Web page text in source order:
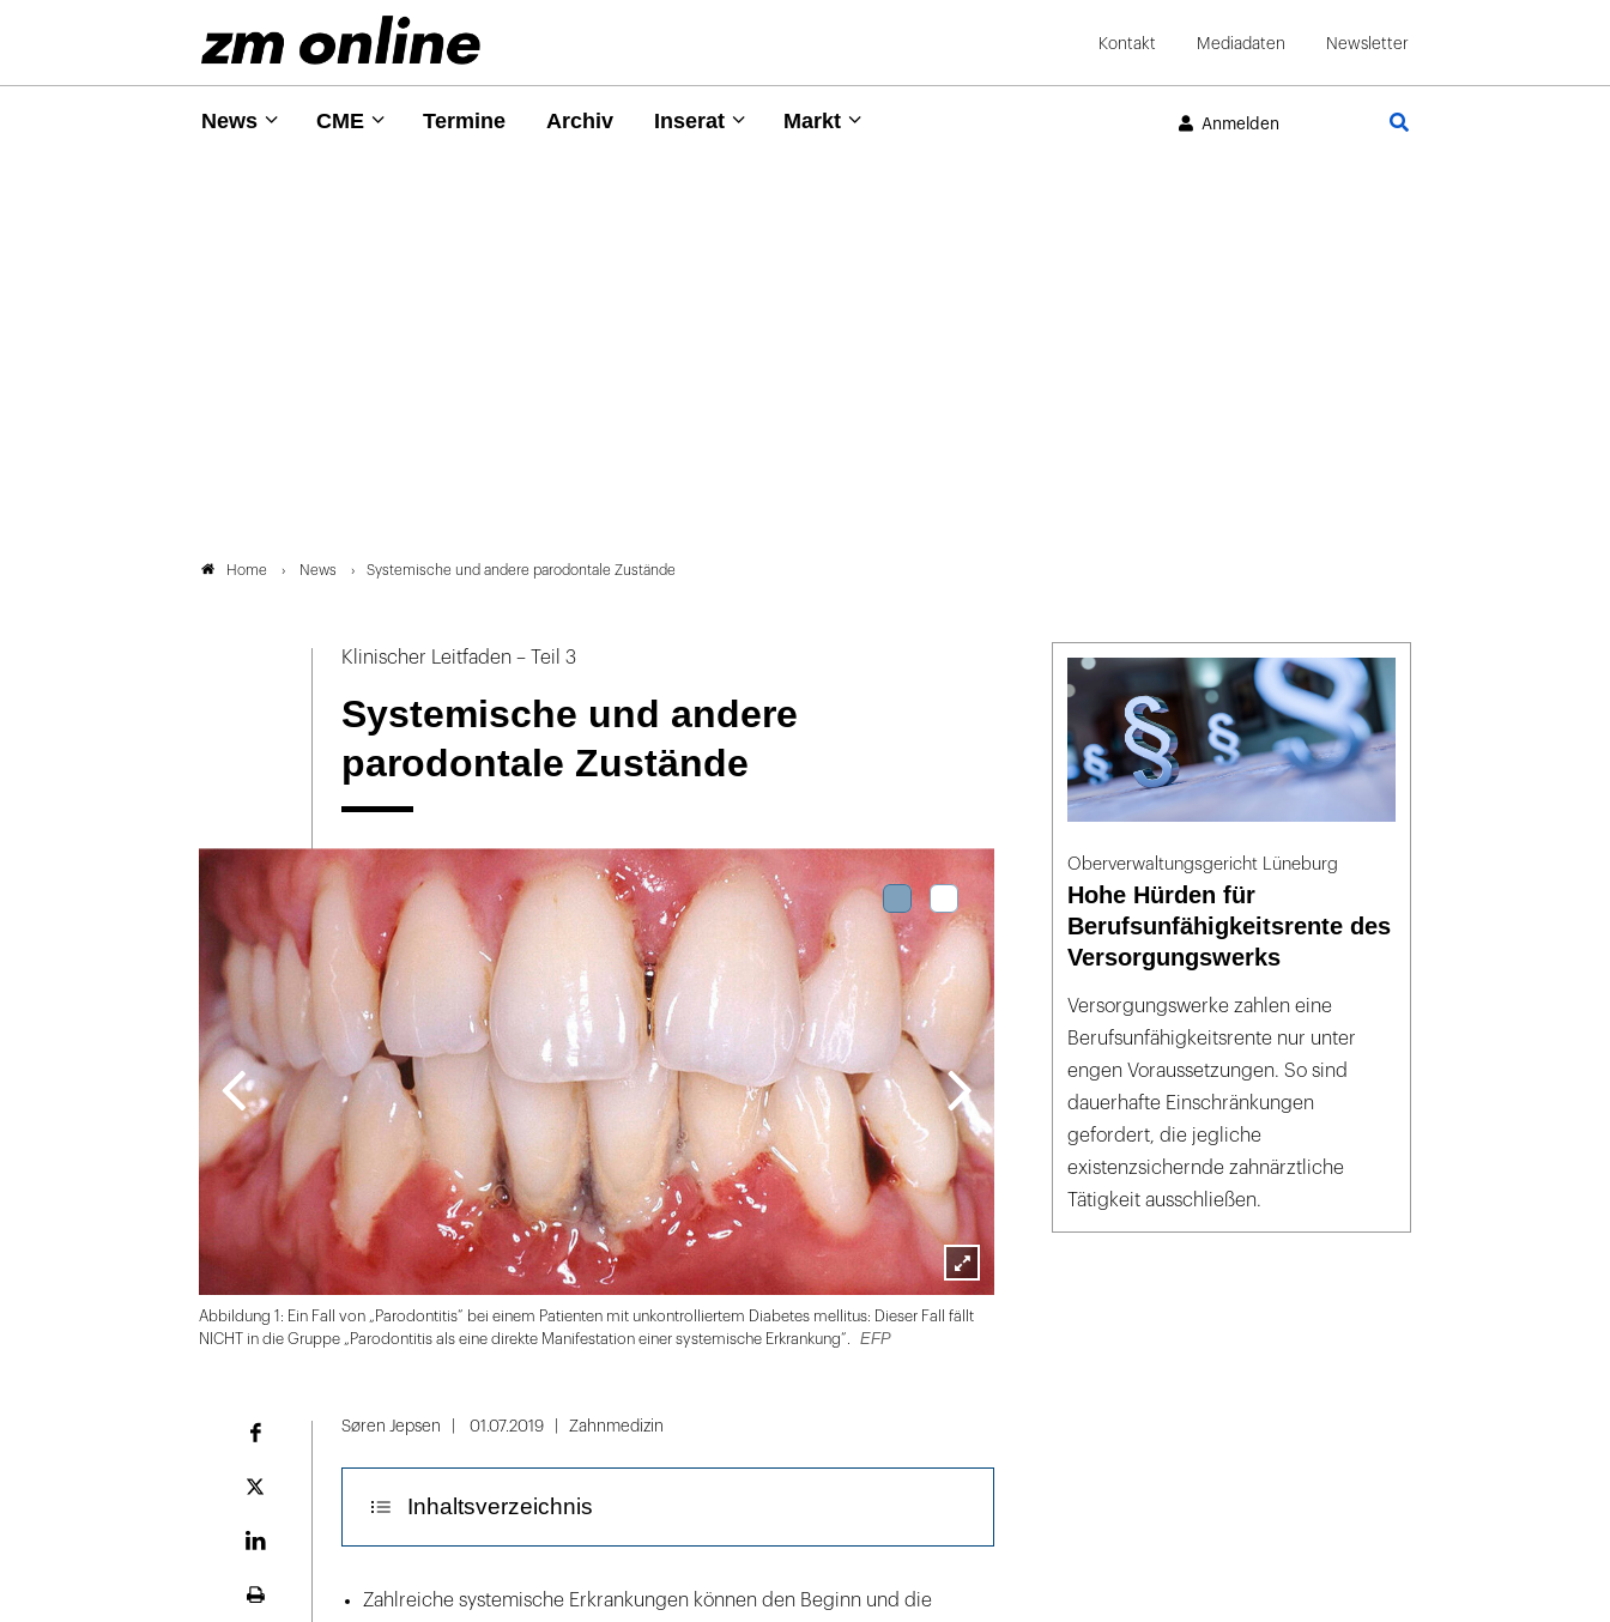
Kontakt Mediadaten Newsletter
News CME Termine Archiv Inserat Markt Anmelden
Home News Systemische und andere parodontale Zustände
Klinischer Leitfaden – Teil 3
Systemische und andere
parodontale Zustände
Lightbox
öffnen
Abbildung 1: Ein Fall von „Parodontitis“ bei einem Patienten mit unkontrolliertem Diabetes mellitus: Dieser Fall fällt
NICHT in die Gruppe „Parodontitis als eine direkte Manifestation einer systemische Erkrankung“.
EFP
Plattform
Søren Jepsen 01.07.2019 Zahnmedizin
Inhaltsverzeichnis
Einleitung
Zahlreiche systemische Erkrankungen können den Beginn und die
Oberverwaltungsgericht Lüneburg
Hohe Hürden für
Berufsunfähigkeitsrente des
Versorgungswerks
Versorgungswerke zahlen eine
Berufsunfähigkeitsrente nur unter
engen Voraussetzungen. So sind
dauerhafte Einschränkungen
gefordert, die jegliche
existenzsichernde zahnärztliche
Tätigkeit ausschließen.